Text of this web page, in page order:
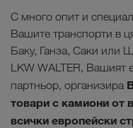
С много опит и
Вашите транспорти в
Баку, Ганза, Саки или
LKW WALTER, Вашият
партньор, организира
товари с камиони от
всички европейски